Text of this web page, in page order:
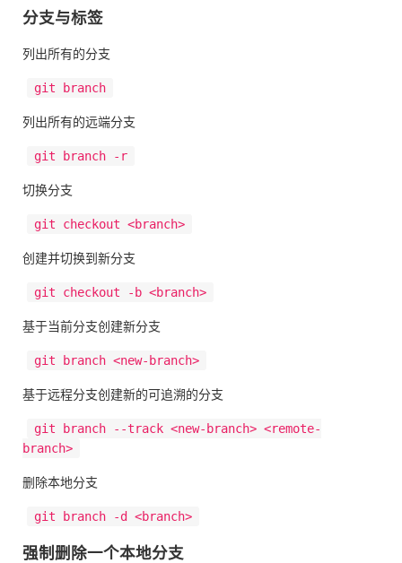
分支与标签
列出所有的分支
git branch
列出所有的远端分支
git branch -r
切换分支
git checkout <branch>
创建并切换到新分支
git checkout -b <branch>
基于当前分支创建新分支
git branch <new-branch>
基于远程分支创建新的可追溯的分支
git branch --track <new-branch> <remote-
branch>
删除本地分支
git branch -d <branch>
强制删除一个本地分支